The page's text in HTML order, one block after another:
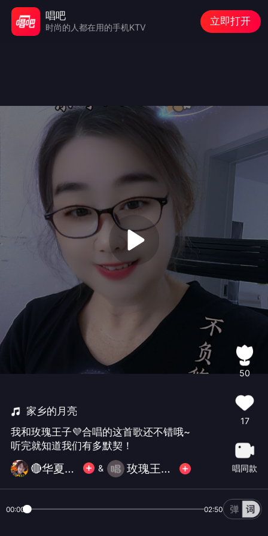
家乡的月亮
我和玫瑰王子💜合唱的这首歌还不错哦~
听完就知道我们有多默契！
🔴华夏✨玛丽💎⁵⁶⁵¹⁰¹ & 玫瑰王子💜
50
17
唱同款
00:00 02:50
唱吧
时尚的人都在用的手机KTV
立即打开